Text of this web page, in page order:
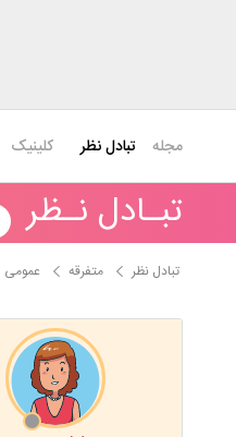
مجله تبادل نظر کلینیک
تبـادل نـظر
تبادل نظر متفرقه عمومی